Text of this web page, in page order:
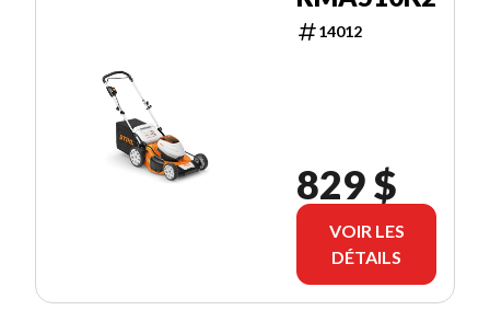
14012
829 $
VOIR LES
DÉTAILS